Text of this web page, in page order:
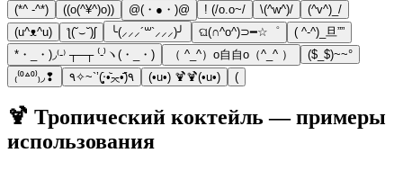
(*^ -^*)
((o(^¥^)o)) @(・●・)@ ! (/o.o~/ \(^w^)/
(^v^)_/
(u^ᴥ^u)
ƪ(˘⌣˘)ʃ ╰(⸝⸝⸝´꒳`⸝⸝⸝)╯ ଘ(∩^o^)⊃━☆゜
( ^-^)_旦””
*・_・)◞⁽-⁾ ┬─┬ ⁽-⁾ヽ(・_・)
（ ^_^）o自自o（^_^ ）
($_$)~~°
₍⁽⁰꒫⁰⁾₎◞❢
٩̋(•᷄◟̵◞̵•᷅‧̣̥̇)’`~✧٩ (•u•) 🍹🍹(•u•) (
🍹 Тропический коктейль — примеры
использования